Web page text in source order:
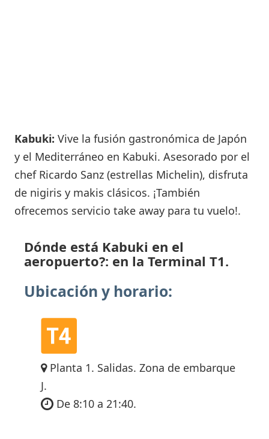
Kabuki: Vive la fusión gastronómica de Japón
y el Mediterráneo en Kabuki. Asesorado por el
chef Ricardo Sanz (estrellas Michelin), disfruta
de nigiris y makis clásicos. ¡También
ofrecemos servicio take away para tu vuelo!.
Dónde está Kabuki en el
aeropuerto?: en la Terminal T1.
Ubicación y horario:
Planta 1. Salidas. Zona de embarque
J.
De 8:10 a 21:40.